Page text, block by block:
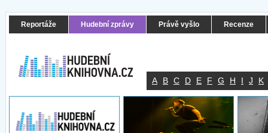
Reportáže Hudební zprávy Právě vyšlo Recenze
A B C D E F G H I J K